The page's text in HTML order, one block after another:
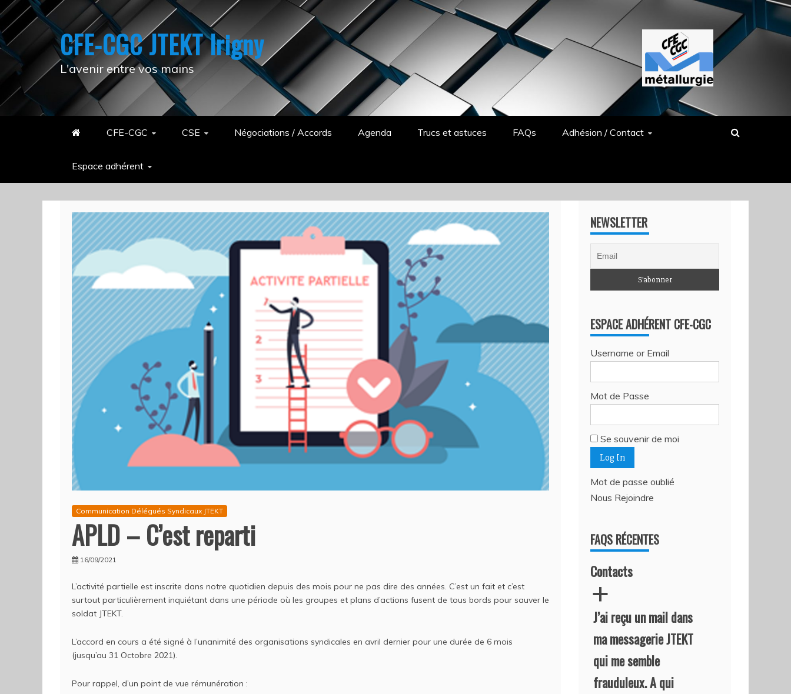
Skip
content
CFE-CGC JTEKT Irigny
L'avenir entre vos mains
CFE-CGC CSE Négociations / Accords Agenda Trucs et astuces FAQs Adhésion / Contact
Espace adhérent
Communication Délégués Syndicaux JTEKT
APLD – C’est reparti
16/09/2021
L’activité partielle est inscrite dans notre quotidien depuis des mois pour ne pas dire des années. C’est un fait et c’est
surtout particulièrement inquiétant dans une période où les groupes et plans d’actions fusent de tous bords pour sauver le
soldat JTEKT.
L’accord en cours a été signé à l’unanimité des organisations syndicales en avril dernier pour une durée de 6 mois
(jusqu’au 31 Octobre 2021).
Pour rappel, d’un point de vue rémunération :
NEWSLETTER
ESPACE ADHÉRENT CFE-CGC
Username or Email
Mot de Passe
Se souvenir de moi
Mot de passe oublié
Nous Rejoindre
FAQS RÉCENTES
Contacts
a
J’ai reçu un mail dans
ma messagerie JTEKT
qui me semble
frauduleux. A qui